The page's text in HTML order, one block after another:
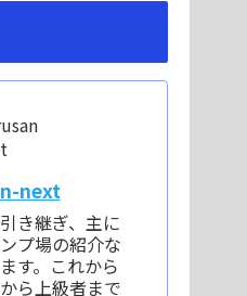
next
き継ぎ、主に
プ場の紹介な
す。これから
ら上級者まで